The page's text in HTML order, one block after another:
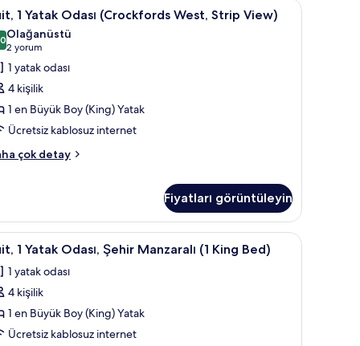
masa Kablolu TV kanalları bulunan 65 inç akıllı
2 1 Yatak Odası (Crockfords West, Strip View)
/ 10
Olağanüstü
2 yorum
(2
yorum)
1 yatak odası
4 kişilik
1 en Büyük Boy (King) Yatak
Ücretsiz kablosuz internet
çok detay
Fiyatları görüntüleyin
inç akıllı televizyon, televizyon
televizyon, televizyon Kaliteli yatak takımı, minibar, odada kasa,
3 1 Yatak Odası, Şehir Manzaralı (1 King Bed)
1 yatak odası
4 kişilik
1 en Büyük Boy (King) Yatak
Ücretsiz kablosuz internet